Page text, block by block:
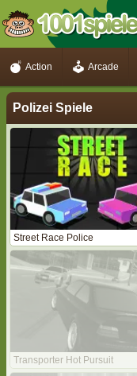
Action Arcade
Polizei Spiele
Street Race Police
Transporter Hot Pursuit